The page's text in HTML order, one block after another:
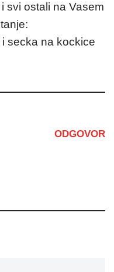
svi ostali na Vasem
secka na kockice
ODGOVOR